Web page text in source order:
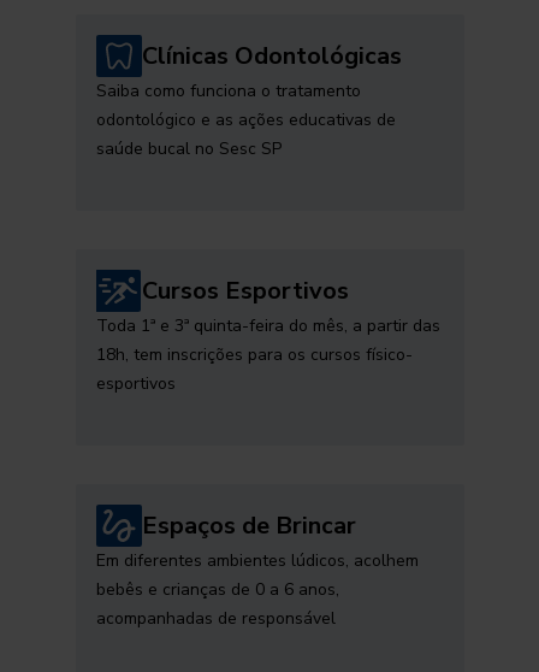
Clínicas Odontológicas
Saiba como funciona o tratamento
odontológico e as ações educativas de
saúde bucal no Sesc SP
Cursos Esportivos
Toda 1ª e 3ª quinta-feira do mês, a partir das
18h, tem inscrições para os cursos físico-
esportivos
Espaços de Brincar
Em diferentes ambientes lúdicos, acolhem
bebês e crianças de 0 a 6 anos,
acompanhadas de responsável